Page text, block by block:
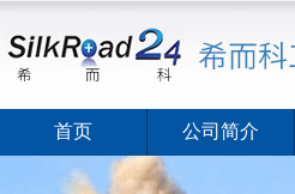
首页 公司简介